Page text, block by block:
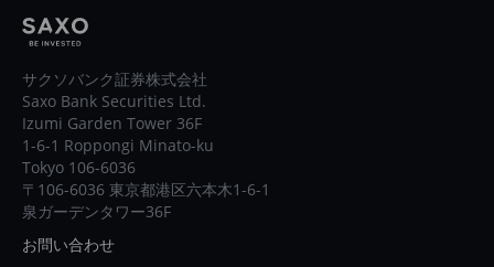
サクソバンク証券株式会社
Saxo Bank Securities Ltd.
Izumi Garden Tower 36F
1-6-1 Roppongi Minato-ku
Tokyo 106-6036
〒106-6036 東京都港区六本木1-6-1
泉ガーデンタワー36F
お問い合わせ